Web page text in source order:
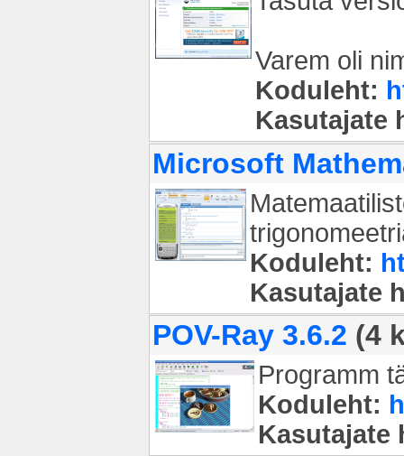
Varem oli
Koduleht:
Kasutajate
Microsoft
Koduleht:
Kasutajate
POV-Ray 3.6.2 (4
Programm
Koduleht: